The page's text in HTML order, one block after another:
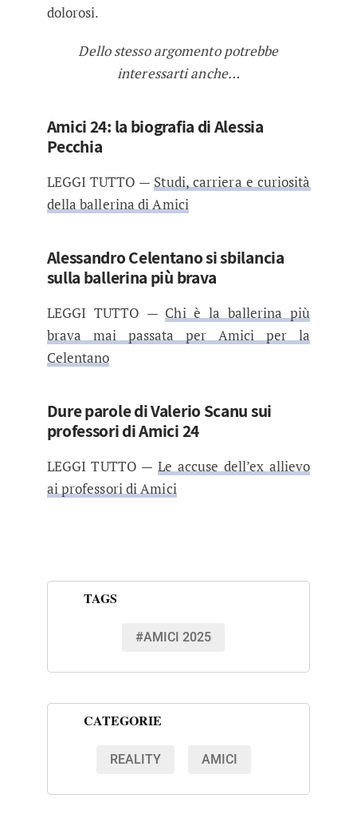
dolorosi.
Dello stesso argomento potrebbe
interessarti anche…
Amici 24: la biografia di Alessia
Pecchia
LEGGI TUTTO — Studi, carriera e curiosità
della ballerina di Amici
Alessandro Celentano si sbilancia
sulla ballerina più brava
LEGGI TUTTO — Chi è la ballerina più
brava mai passata per Amici per la
Celentano
Dure parole di Valerio Scanu sui
professori di Amici 24
LEGGI TUTTO — Le accuse dell’ex allievo
ai professori di Amici
TAGS
#AMICI 2025
CATEGORIE
REALITY AMICI